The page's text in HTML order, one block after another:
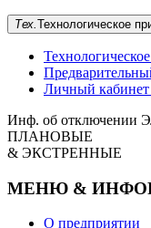
Тех.Технологическое
Личный кабинет
Инф. об отключении
ПЛАНОВЫЕ
& ЭКСТРЕННЫЕ
МЕНЮ &
О предприятии